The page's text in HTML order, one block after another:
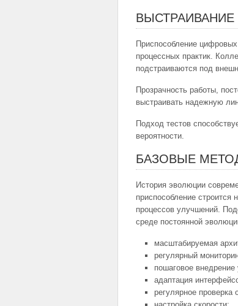
Приспособление
процессных практик.
подстраиваются под
Прозрачность работы,
выстраивать надежную
Подход тестов
вероятности.
БАЗОВЫЕ
История эволюции
приспособление строится
процессов улучшений.
среде постоянной
масштабируемая
регулярный
пошаговое
адаптация
регулярное проверка